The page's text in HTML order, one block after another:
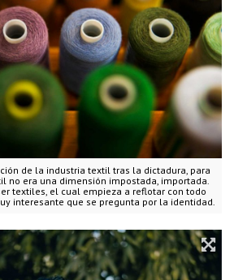
de la industria textil tras la dictadura, para
no era una dimensión impostada, importada.
textiles, el cual empieza a reflotar con todo
interesante que se pregunta por la identidad.